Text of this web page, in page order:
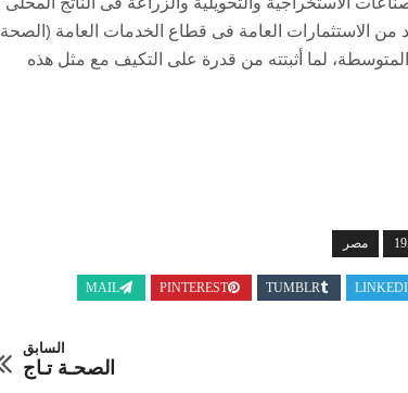
من الاستثمارات العامة فى قطاع الخدمات العامة (الصحة
لما أثبتته من قدرة على التكيف مع مثل هذه
مصر
TUMBLR
PINTEREST
MAIL
السابق
الصحـة تـاج